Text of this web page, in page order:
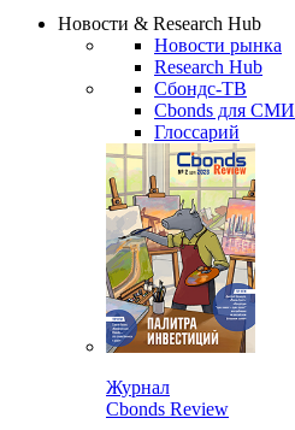
Новости & Research Hub
Новости рынка
Research Hub
Сбондс-ТВ
Cbonds для СМИ
Глоссарий
Журнал
Cbonds Review